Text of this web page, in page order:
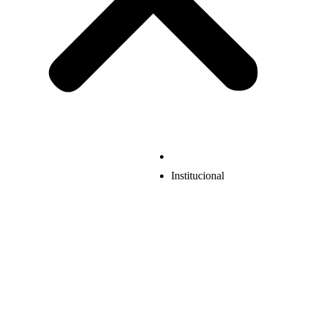
Institucional